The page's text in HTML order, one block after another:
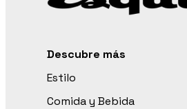
Descubre más
Estilo
Comida y Bebida